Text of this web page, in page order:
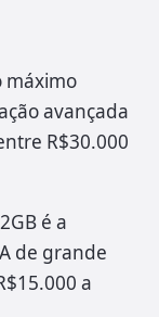
máximo
avançada
R$30.000
é a
de grande
a